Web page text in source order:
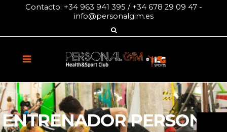
Contacto: +34 963 941 395 / +34 678 29 09 47-
info@personalgim.es
ENTRENADOR PERSONAL